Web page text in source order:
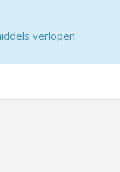
verlopen.